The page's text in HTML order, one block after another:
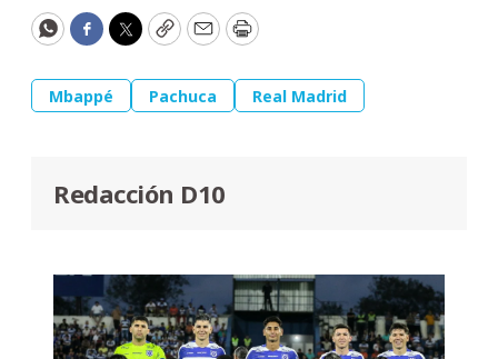
WhatsApp
Facebook
Twitter
CopyEmailPrint
Mbappé Pachuca Real Madrid
Redacción D10